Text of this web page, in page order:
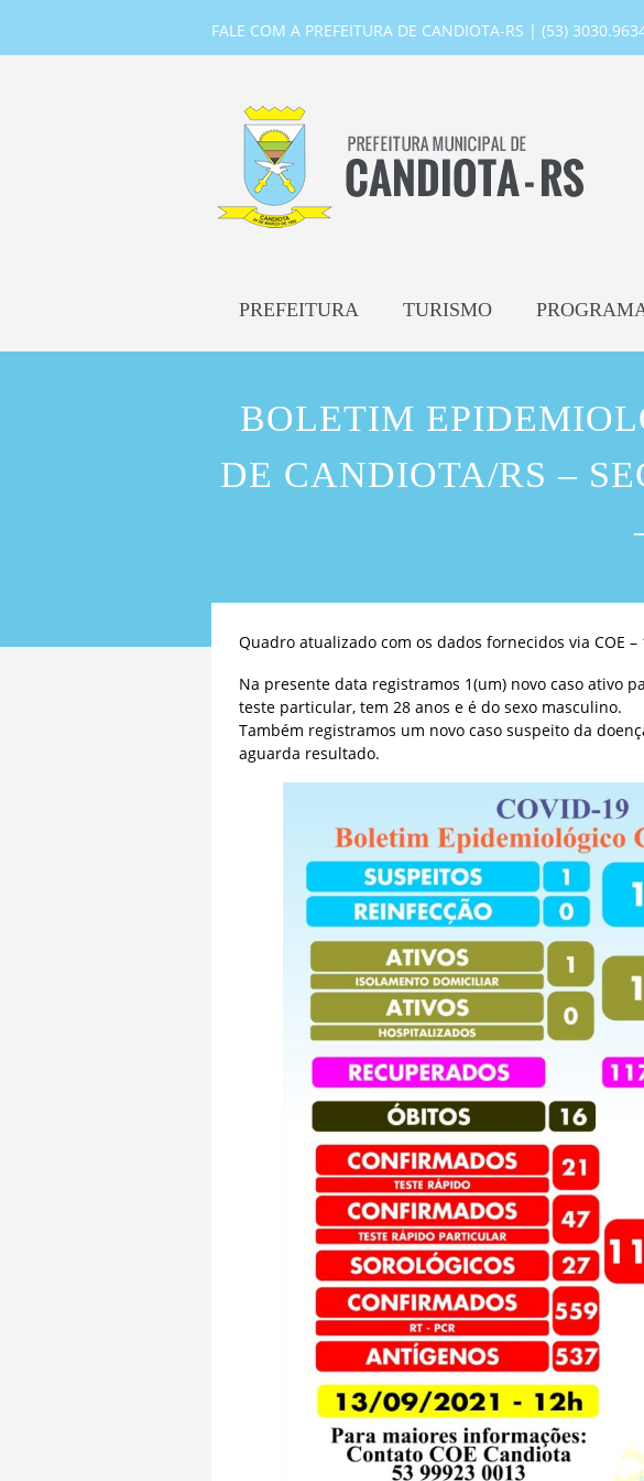
FALE COM A PREFEITURA DE CANDIOTA-RS | (53)
PREFEITURA TURISMO
BOLETIM
DE CANDIOTA/RS –
Quadro atualizado com os dados fornecidos via COE –
Na presente data registramos 1(um) novo caso ativo
teste particular, tem 28 anos e é do sexo masculino.
Também registramos um novo caso suspeito da
aguarda resultado.